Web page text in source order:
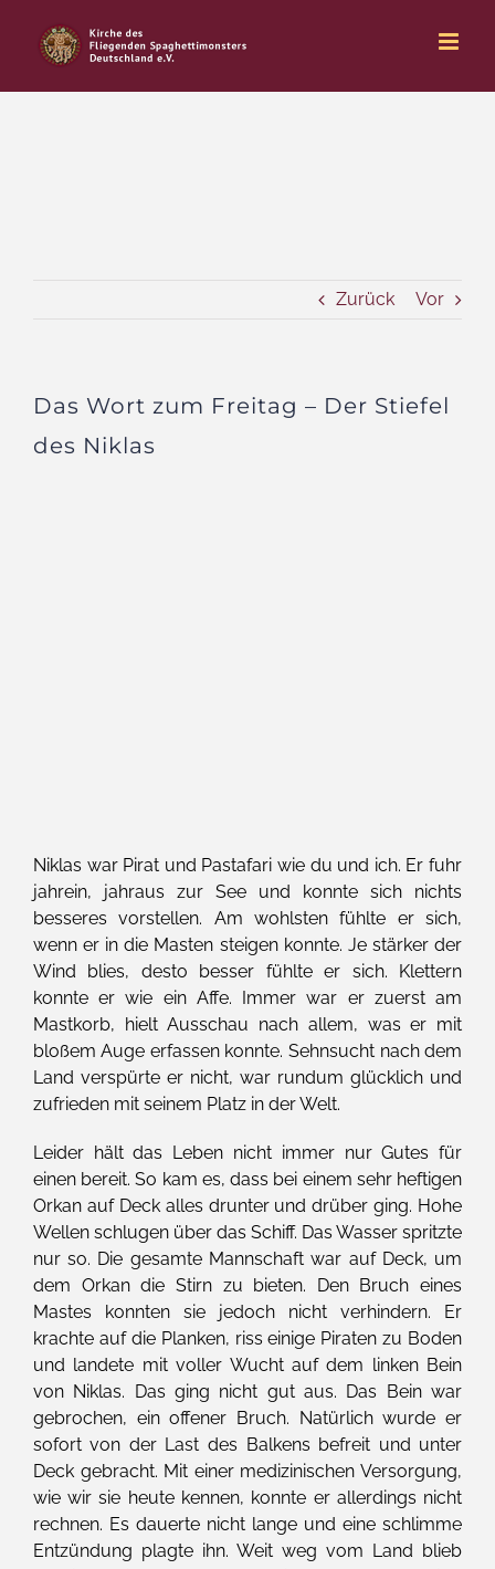
Inhalt
springen
Zurück Vor
Das Wort zum Freitag – Der Stiefel
des Niklas
Niklas war Pirat und Pastafari wie du und ich. Er fuhr
jahrein, jahraus zur See und konnte sich nichts
besseres vorstellen. Am wohlsten fühlte er sich,
wenn er in die Masten steigen konnte. Je stärker der
Wind blies, desto besser fühlte er sich. Klettern
konnte er wie ein Affe. Immer war er zuerst am
Mastkorb, hielt Ausschau nach allem, was er mit
bloßem Auge erfassen konnte. Sehnsucht nach dem
Land verspürte er nicht, war rundum glücklich und
zufrieden mit seinem Platz in der Welt.
Leider hält das Leben nicht immer nur Gutes für
einen bereit. So kam es, dass bei einem sehr heftigen
Orkan auf Deck alles drunter und drüber ging. Hohe
Wellen schlugen über das Schiff. Das Wasser spritzte
nur so. Die gesamte Mannschaft war auf Deck, um
dem Orkan die Stirn zu bieten. Den Bruch eines
Mastes konnten sie jedoch nicht verhindern. Er
krachte auf die Planken, riss einige Piraten zu Boden
und landete mit voller Wucht auf dem linken Bein
von Niklas. Das ging nicht gut aus. Das Bein war
gebrochen, ein offener Bruch. Natürlich wurde er
sofort von der Last des Balkens befreit und unter
Deck gebracht. Mit einer medizinischen Versorgung,
wie wir sie heute kennen, konnte er allerdings nicht
rechnen. Es dauerte nicht lange und eine schlimme
Entzündung plagte ihn. Weit weg vom Land blieb